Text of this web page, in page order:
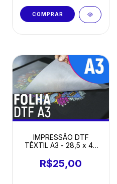
IMPRESSÃO DTF
TÊXTIL A3 - 28,5 x 42
R$25,00